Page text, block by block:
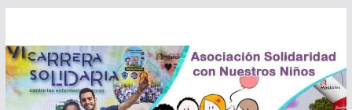
contenido